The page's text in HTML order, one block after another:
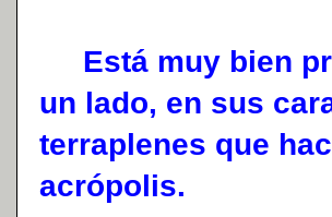
Está muy bien
un lado, en sus
terraplenes que
acrópolis.